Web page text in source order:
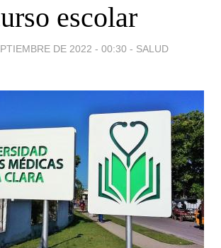
escolar
DE 2022 - 00:30 - SALUD